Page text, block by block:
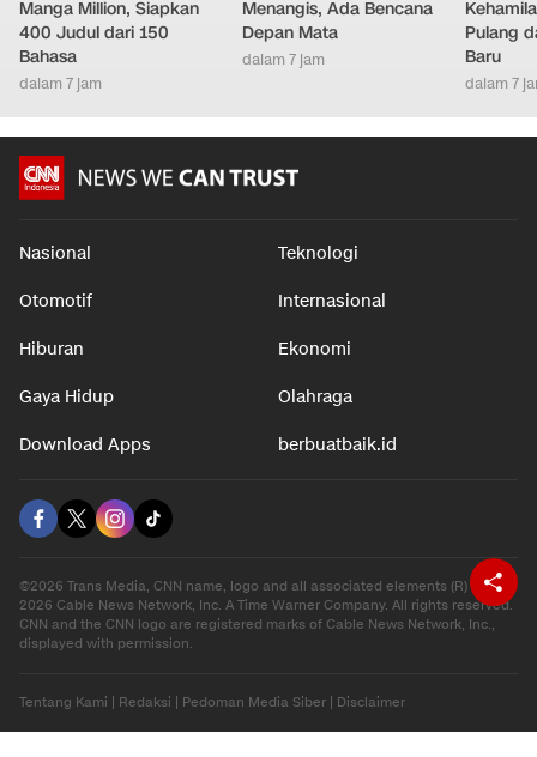
Manga Million, Siapkan
400 Judul dari 150
Bahasa
dalam 7 jam
Menangis, Ada Bencana
Depan Mata
dalam 7 jam
Pulang
Baru
dalam 7
Nasional Teknologi
Otomotif Internasional
Hiburan Ekonomi
Gaya Hidup Olahraga
Download Apps berbuatbaik.id
©2026 Trans Media, CNN name, logo and all associated elements (R) and ©
2026 Cable News Network, Inc. A Time Warner Company. All rights reserved.
CNN and the CNN logo are registered marks of Cable News Network, Inc.,
displayed with permission.
Tentang Kami Redaksi Pedoman Media Siber Disclaimer